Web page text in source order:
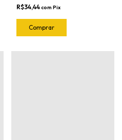
R$34,44com Pix